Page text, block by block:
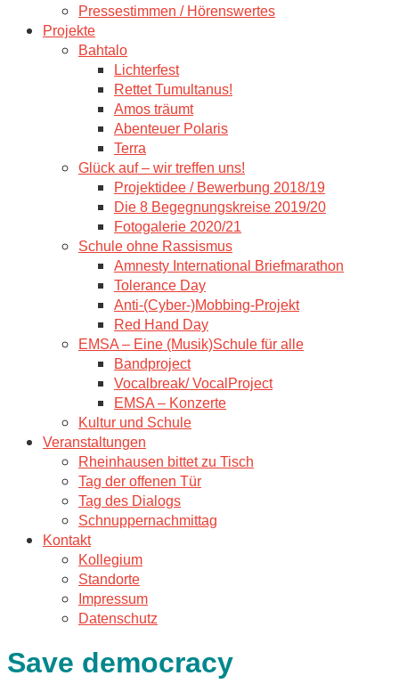
Pressestimmen / Hörenswertes
Projekte
Bahtalo
Lichterfest
Rettet Tumultanus!
Amos träumt
Abenteuer Polaris
Terra
Glück auf – wir treffen uns!
Projektidee / Bewerbung 2018/19
Die 8 Begegnungskreise 2019/20
Fotogalerie 2020/21
Schule ohne Rassismus
Amnesty International Briefmarathon
Tolerance Day
Anti-(Cyber-)Mobbing-Projekt
Red Hand Day
EMSA – Eine (Musik)Schule für alle
Bandproject
Vocalbreak/ VocalProject
EMSA – Konzerte
Kultur und Schule
Veranstaltungen
Rheinhausen bittet zu Tisch
Tag der offenen Tür
Tag des Dialogs
Schnuppernachmittag
Kontakt
Kollegium
Standorte
Impressum
Datenschutz
Save democracy